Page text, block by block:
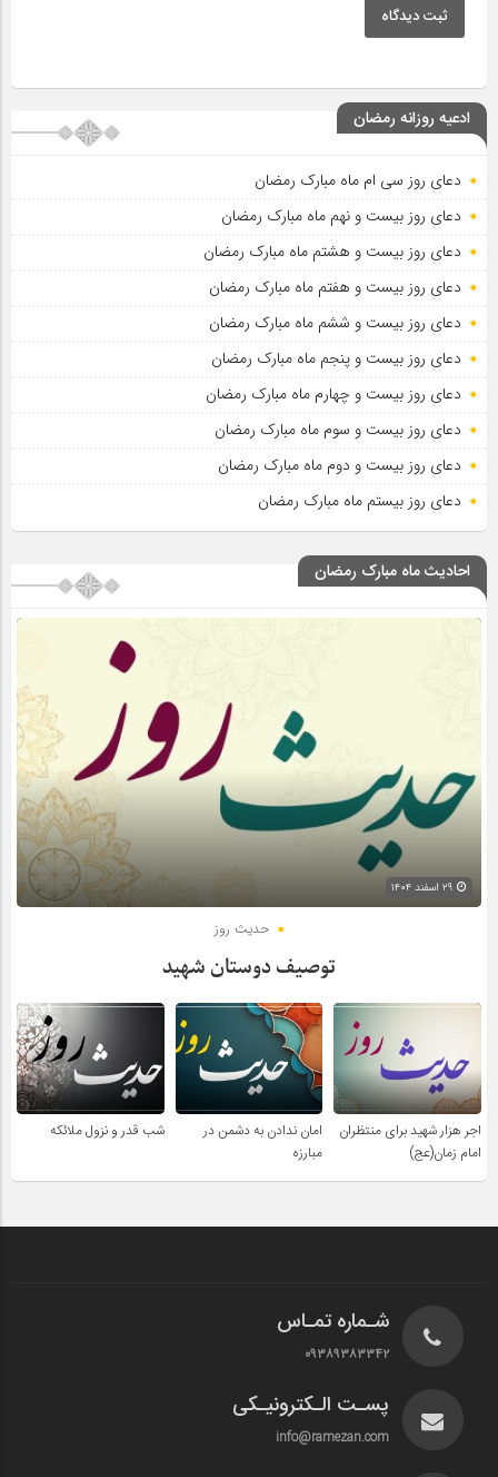
ثبت دیدگاه
ادعیه روزانه رمضان
دعای روز سی ام ماه مبارک رمضان
دعای روز بیست و نهم ماه مبارک رمضان
دعای روز بیست و هشتم ماه مبارک رمضان
دعای روز بیست و هفتم ماه مبارک رمضان
دعای روز بیست و ششم ماه مبارک رمضان
دعای روز بیست و پنجم ماه مبارک رمضان
دعای روز بیست و چهارم ماه مبارک رمضان
دعای روز بیست و سوم ماه مبارک رمضان
دعای روز بیست و دوم ماه مبارک رمضان
دعای روز بیستم ماه مبارک رمضان
احادیث ماه مبارک رمضان
حدیث روز
توصیف دوستان شهید
اجر هزار شهید برای منتظران
امام زمان(عج)
امان ندادن به دشمن در
مبارزه
شب قدر و نزول ملائکه
شـماره تمـاس
۰۹۳۸۹۳۸۳۳۴۲
پسـت الـکترونیـکی
info@ramezan.com